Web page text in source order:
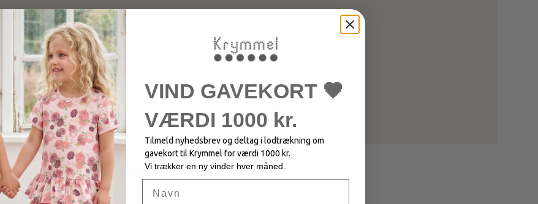
Relaterede produkter
VIND GAVEKORT 🖤
VÆRDI 1000 kr.
Tilmeld nyhedsbrev og deltag i lodtrækning om
gavekort til Krymmel for værdi 1000 kr.
Vi trækker en ny vinder hver måned.